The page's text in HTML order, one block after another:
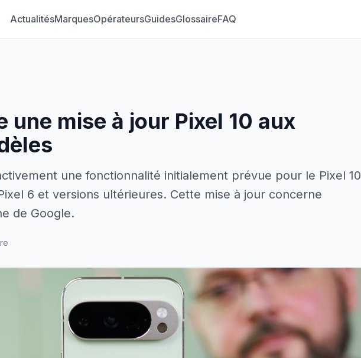
ActualitésMarquesOpérateursGuidesGlossaireFAQ
une mise à jour Pixel 10 aux
une fonctionnalité initialement prévue pour le Pixel 10
6 et versions ultérieures. Cette mise à jour concerne
de Google.